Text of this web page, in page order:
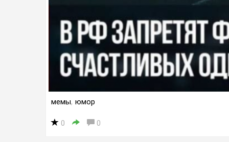
мемы, юмор
0 0